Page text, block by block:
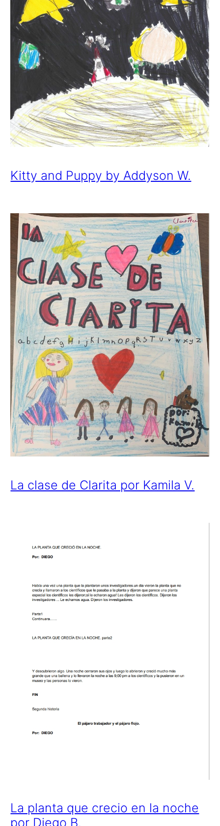
Kitty and Puppy by Addyson W.
La clase de Clarita por Kamila V.
La planta que crecio en la noche
por Diego B.